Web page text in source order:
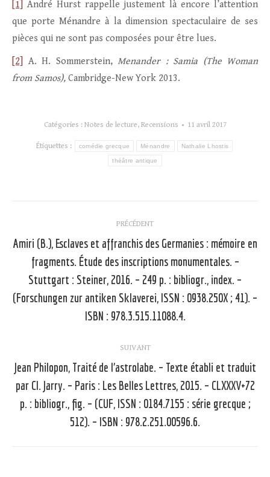
[1]
André Hurst rappelle justement là encore l’attention
que porte Ménandre à la dimension spectaculaire de ses
pièces qui ne sont pas composées pour être lues.
[2]
A. H. Sommerstein, Menander : Samia (The Woman
from Samos), Cambridge-New York 2013.
Catégories : Notes de lecture, Recensions 11 avril 2017
Étiquettes : comédie grecque Ménandre Nathalie Lhostis
théâtre antique
article
PRÉCÉDENT
Article
précédent
:
Amiri (B.), Esclaves et affranchis des Germanies : mémoire en
fragments. Étude des inscriptions monumentales. –
Stuttgart : Steiner, 2016. – 249 p. : bibliogr., index. –
(Forschungen zur antiken Sklaverei, ISSN : 0938.250X ; 41). –
ISBN : 978.3.515.11088.4.
SUIVANT
Article
suivant
:
Jean Philopon, Traité de l’astrolabe. – Texte établi et traduit
par Cl. Jarry. – Paris : Les Belles Lettres, 2015. – CLXXXV+72
p. : bibliogr., fig. – (CUF, ISSN : 0184.7155 : série grecque ;
512). – ISBN : 978.2.251.00596.6.